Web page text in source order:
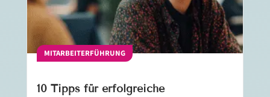
MITARBEITERFÜHRUNG
10 Tipps für erfolgreiche